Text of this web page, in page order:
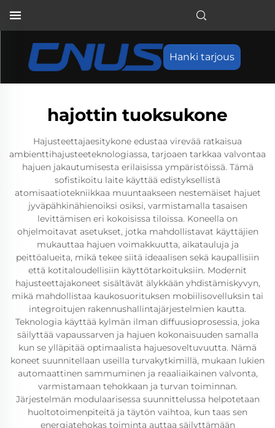
Hanki tarjous
hajottin tuoksukone
Hajusteettajaesitykone edustaa virevää ratkaisua
ambienttihajusteeteknologiassa, tarjoaen tarkkaa valvontaa
hajuen jakautumisesta erilaisissa ympäristöissä. Tämä
sofistikoitu laite käyttää edistyksellistä
atomisaatiotekniikkaa muuntaakseen nestemäiset hajuet
jyväpähkinähienoiksi osiksi, varmistamalla tasaisen
levittämisen eri kokoisissa tiloissa. Koneella on
ohjelmoitavat asetukset, jotka mahdollistavat käyttäjien
mukauttaa hajuen voimakkuutta, aikatauluja ja
peittöalueita, mikä tekee siitä ideaalisen sekä kaupallisiin
että kotitaloudellisiin käyttötarkoituksiin. Modernit
hajusteettajakoneet sisältävät älykkään yhdistämiskyvyn,
mikä mahdollistaa kaukosuorituksen mobiilisovelluksin tai
integroitujen rakennushallintajärjestelmien kautta.
Teknologia käyttää kylmän ilman diffuusioprosessia, joka
säilyttää vapaussarven ja hajuen kokonaisuuden samalla
kun se ylläpitää optimaalista hajuesoveltuvuutta. Nämä
koneet suunnitellaan useilla turvakytkimillä, mukaan lukien
automaattinen sammuminen ja reaaliaikainen valvonta,
varmistamaan tehokkaan ja turvan toiminnan.
Järjestelmän modulaarisessa suunnittelussa helpotetaan
huoltotoimenpiteitä ja täytön vaihtoa, kun taas sen
energiatehokas toiminta auttaa säilyttämään